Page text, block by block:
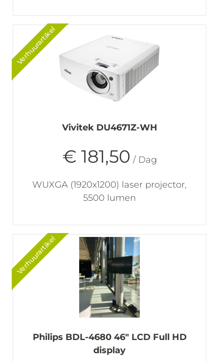
Vivitek DU4671Z-WH
€ 181,50 / Dag
WUXGA (1920x1200) laser projector,
5500 lumen
Verhuurartikel
Philips BDL-4680 46" LCD Full HD
display
Verhuurartikel